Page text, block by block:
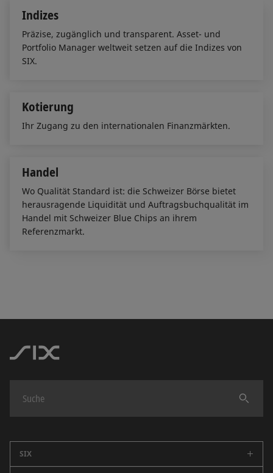
Indizes
Präzise, zugänglich und transparent. Asset- und
Portfolio Manager weltweit setzen auf die Indizes von
SIX.
Kotierung
Ihr Zugang zu den internationalen Finanzmärkten.
Handel
Wo Qualität Standard ist: die Schweizer Börse bietet
herausragende Liquidität und Auftragsbuchqualität im
Handel mit Schweizer Blue Chips an ihrem
Referenzmarkt.
Finden
SIX